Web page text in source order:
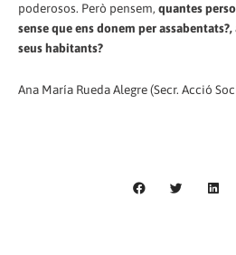
poderosos. Però pensem, quantes
sense que ens donem per
seus habitants?
Ana María Rueda Alegre (Secr. Acció